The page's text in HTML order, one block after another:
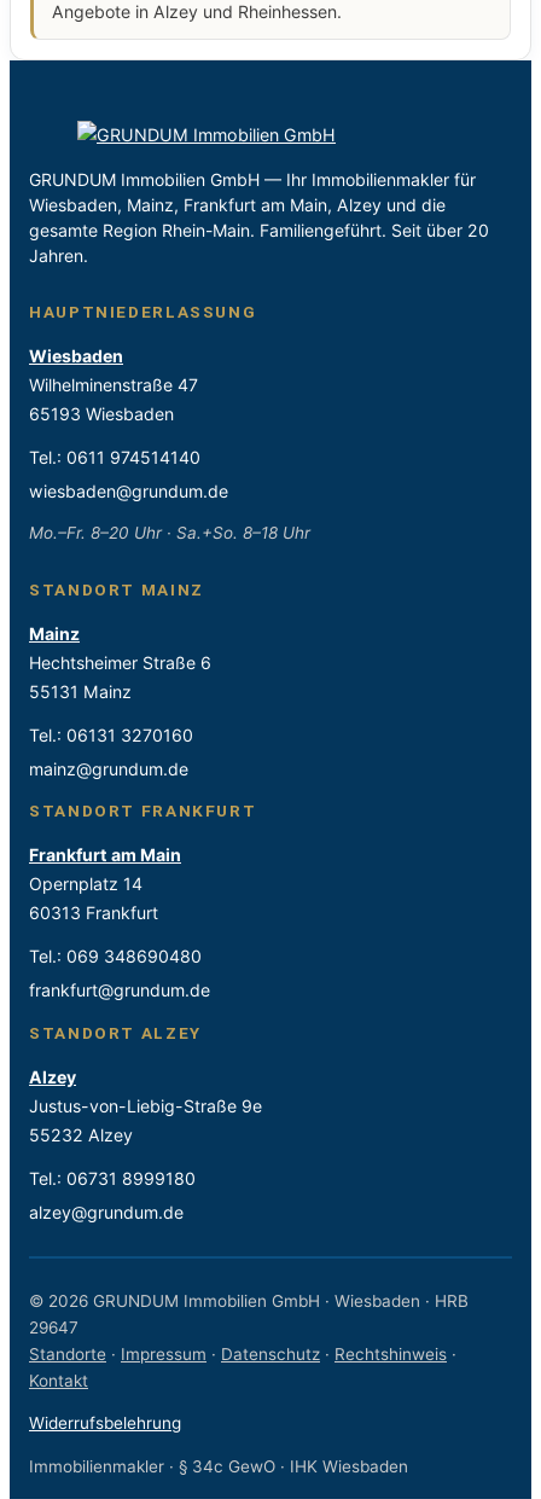
Angebote in Alzey und Rheinhessen.
GRUNDUM Immobilien GmbH — Ihr Immobilienmakler für
Wiesbaden, Mainz, Frankfurt am Main, Alzey und die
gesamte Region Rhein-Main. Familiengeführt. Seit über 20
Jahren.
HAUPTNIEDERLASSUNG
Wiesbaden
Wilhelminenstraße 47
65193 Wiesbaden
Tel.: 0611 974514140
wiesbaden@grundum.de
Mo.–Fr. 8–20 Uhr · Sa.+So. 8–18 Uhr
STANDORT MAINZ
Mainz
Hechtsheimer Straße 6
55131 Mainz
Tel.: 06131 3270160
mainz@grundum.de
STANDORT FRANKFURT
Frankfurt am Main
Opernplatz 14
60313 Frankfurt
Tel.: 069 348690480
frankfurt@grundum.de
STANDORT ALZEY
Alzey
Justus-von-Liebig-Straße 9e
55232 Alzey
Tel.: 06731 8999180
alzey@grundum.de
© 2026 GRUNDUM Immobilien GmbH · Wiesbaden · HRB
29647
Standorte · Impressum · Datenschutz · Rechtshinweis ·
Kontakt
Widerrufsbelehrung
Immobilienmakler · § 34c GewO · IHK Wiesbaden